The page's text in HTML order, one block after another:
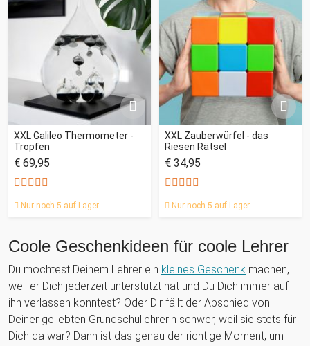
XXL Galileo Thermometer -
Tropfen
€ 69,95
Nur noch 5 auf Lager
XXL Zauberwürfel - das
Riesen Rätsel
€ 34,95
Nur noch 5 auf Lager
Coole Geschenkideen für coole Lehrer
Du möchtest Deinem Lehrer ein kleines Geschenk machen,
weil er Dich jederzeit unterstützt hat und Du Dich immer auf
ihn verlassen konntest? Oder Dir fällt der Abschied von
Deiner geliebten Grundschullehrerin schwer, weil sie stets für
Dich da war? Dann ist das genau der richtige Moment, um